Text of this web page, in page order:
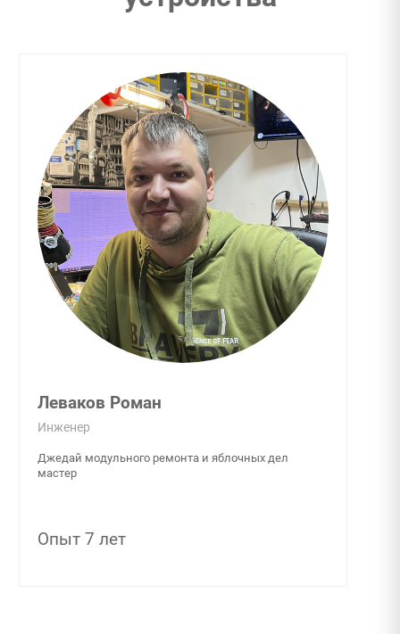
Леваков Роман
Инженер
Джедай модульного ремонта и яблочных дел
мастер
Опыт 7 лет